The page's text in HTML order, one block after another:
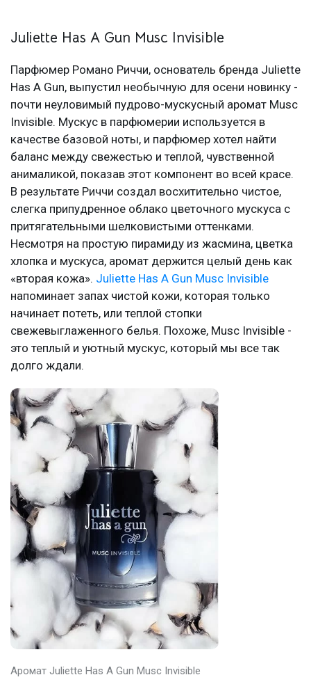
Juliette Has A Gun Musc Invisible
Парфюмер Романо Риччи, основатель бренда Juliette
Has A Gun, выпустил необычную для осени новинку -
почти неуловимый пудрово-мускусный аромат Musc
Invisible. Мускус в парфюмерии используется в
качестве базовой ноты, и парфюмер хотел найти
баланс между свежестью и теплой, чувственной
анималикой, показав этот компонент во всей красе.
В результате Риччи создал восхитительно чистое,
слегка припудренное облако цветочного мускуса с
притягательными шелковистыми оттенками.
Несмотря на простую пирамиду из жасмина, цветка
хлопка и мускуса, аромат держится целый день как
«вторая кожа». Juliette Has A Gun Musc Invisible
напоминает запах чистой кожи, которая только
начинает потеть, или теплой стопки
свежевыглаженного белья. Похоже, Musc Invisible -
это теплый и уютный мускус, который мы все так
долго ждали.
Аромат Juliette Has A Gun Musc Invisible